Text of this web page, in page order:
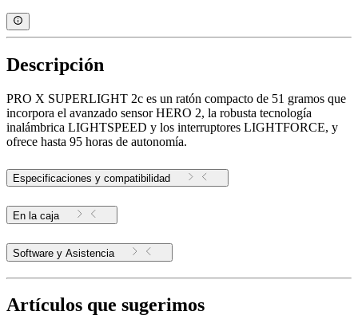
Descripción
PRO X SUPERLIGHT 2c es un ratón compacto de 51 gramos que
incorpora el avanzado sensor HERO 2, la robusta tecnología
inalámbrica LIGHTSPEED y los interruptores LIGHTFORCE, y
ofrece hasta 95 horas de autonomía.
Especificaciones y compatibilidad
En la caja
Software y Asistencia
Artículos que sugerimos